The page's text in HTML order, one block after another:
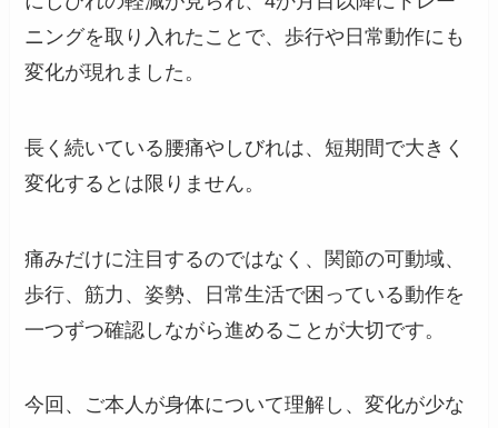
ニングを取り入れたことで、歩行や日常動作にも
変化が現れました。
長く続いている腰痛やしびれは、短期間で大きく
変化するとは限りません。
痛みだけに注目するのではなく、関節の可動域、
歩行、筋力、姿勢、日常生活で困っている動作を
一つずつ確認しながら進めることが大切です。
今回、ご本人が身体について理解し、変化が少な